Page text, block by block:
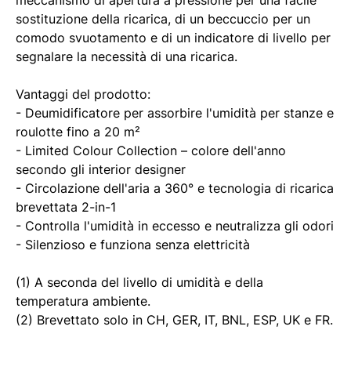
sostituzione della ricarica, di un beccuccio per un
comodo svuotamento e di un indicatore di livello per
segnalare la necessità di una ricarica.
Vantaggi del prodotto:
- Deumidificatore per assorbire l'umidità per stanze e
roulotte fino a 20 m²
- Limited Colour Collection – colore dell'anno
secondo gli interior designer
- Circolazione dell'aria a 360° e tecnologia di ricarica
brevettata 2-in-1
- Controlla l'umidità in eccesso e neutralizza gli odori
- Silenzioso e funziona senza elettricità
(1) A seconda del livello di umidità e della
temperatura ambiente.
(2) Brevettato solo in CH, GER, IT, BNL, ESP, UK e FR.